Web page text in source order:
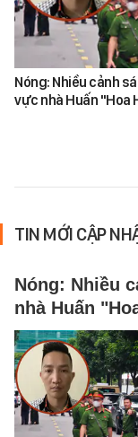
Nóng: Nhiều cảnh
vực nhà Huấn "Hoa
TIN MỚI CẬP
Nóng: Nhiều
nhà Huấn